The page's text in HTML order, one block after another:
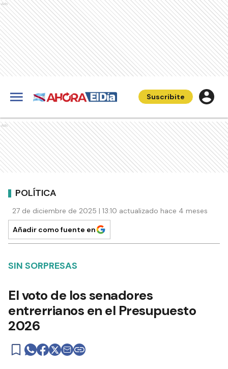
Ads
Suscribite
Ads
POLÍTICA
27 de diciembre de 2025 | 13:10 actualizado hace 4 meses
Añadir como fuente en
SIN SORPRESAS
El voto de los senadores
entrerrianos en el Presupuesto
2026